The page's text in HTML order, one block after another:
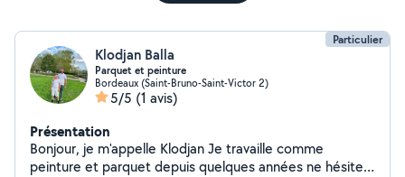
Particulier
Klodjan Balla
Parquet et peinture
Bordeaux (Saint-Bruno-Saint-Victor 2)
5/5 (1 avis)
Présentation
Bonjour, je m'appelle Klodjan Je travaille comme
peinture et parquet depuis quelques années ne hésitez